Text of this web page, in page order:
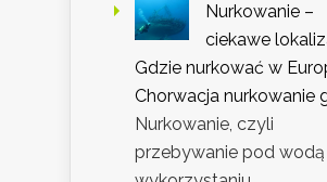
Nurkowanie –
ciekawe
Gdzie nurkować w
Chorwacja nurkowanie
Nurkowanie, czyli
przebywanie pod